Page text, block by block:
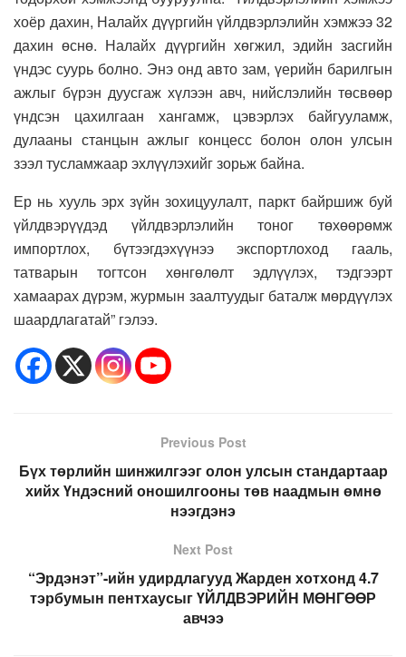
хоёр дахин, Налайх дүүргийн үйлдвэрлэлийн хэмжээ 32
дахин өснө. Налайх дүүргийн хөгжил, эдийн засгийн
үндэс суурь болно. Энэ онд авто зам, үерийн барилгын
ажлыг бүрэн дуусгаж хүлээн авч, нийслэлийн төсвөөр
үндсэн цахилгаан хангамж, цэвэрлэх байгууламж,
дулааны станцын ажлыг концесс болон олон улсын
зээл тусламжаар эхлүүлэхийг зорьж байна.
Ер нь хууль эрх зүйн зохицуулалт, паркт байршиж буй
үйлдвэрүүдэд үйлдвэрлэлийн тоног төхөөрөмж
импортлох, бүтээгдэхүүнээ экспортлоход гааль,
татварын тогтсон хөнгөлөлт эдлүүлэх, тэдгээрт
хамаарах дүрэм, журмын заалтуудыг баталж мөрдүүлэх
шаардлагатай” гэлээ.
Previous Post
Бүх төрлийн шинжилгээг олон улсын стандартаар
хийх Үндэсний оношилгооны төв наадмын өмнө
нээгдэнэ
Next Post
“Эрдэнэт”-ийн удирдлагууд Жарден хотхонд 4.7
тэрбумын пентхаусыг ҮЙЛДВЭРИЙН МӨНГӨӨР
авчээ